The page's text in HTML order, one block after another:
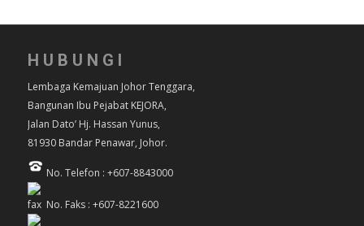
HUBUNGI
Lembaga Kemajuan Johor Tenggara,
Bangunan Ibu Pejabat KEJORA,
Jalan Dato’ Hj. Hassan Yunus,
81930 Bandar Penawar, Johor.
No. Telefon : +607-8843000
No. Faks : +607-8221600